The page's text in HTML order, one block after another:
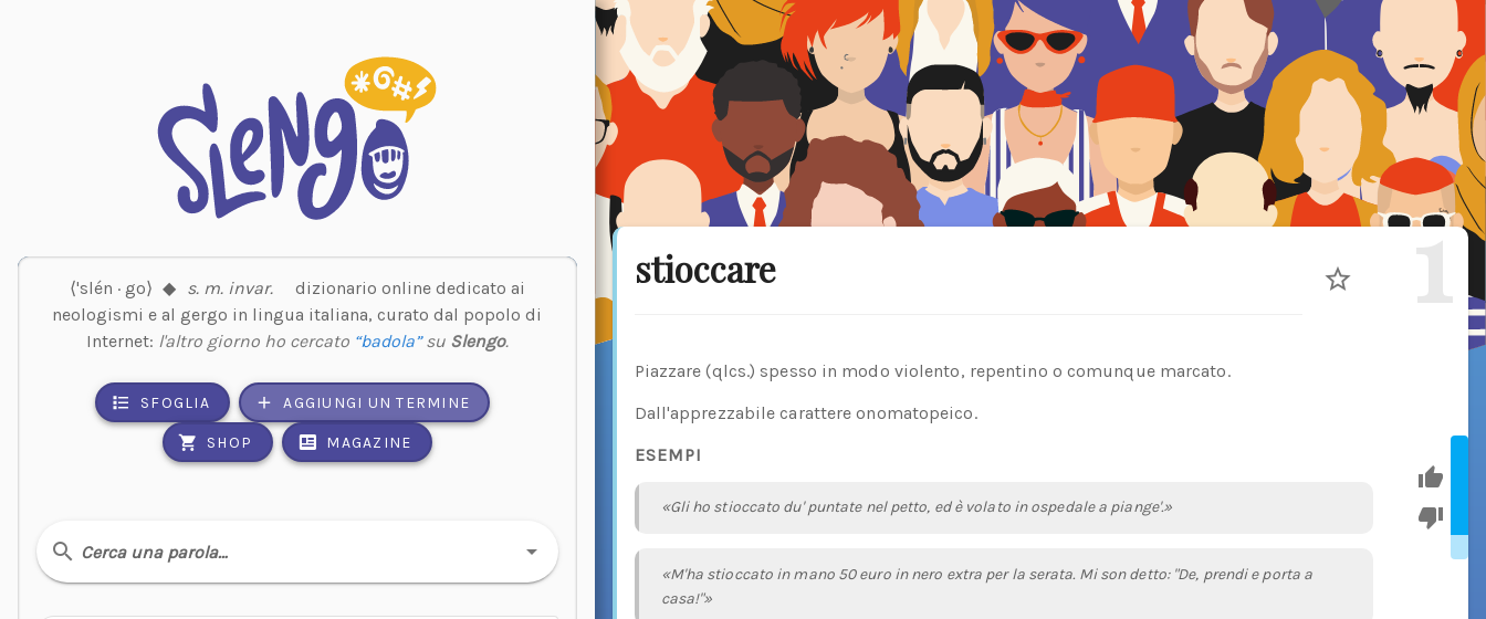
⟨'slén · go⟩ ◆ s. m. invar.
dizionario online dedicato ai
neologismi e al gergo in lingua italiana, curato dal popolo di
Internet: l'altro giorno ho cercato “badola”su Slengo.
SFOGLIA AGGIUNGI UN TERMINE
SHOP MAGAZINE
Cerca una parola…
stioccare 1
Piazzare (qlcs.) spesso in modo violento, repentino o comunque marcato.
Dall'apprezzabile carattere onomatopeico.
ESEMPI
«Gli ho stioccato du' puntate nel petto, ed è volato in ospedale a piange'.»
«M'ha stioccato in mano 50 euro in nero extra per la serata. Mi son detto: "De, prendi e porta a
casa!"»